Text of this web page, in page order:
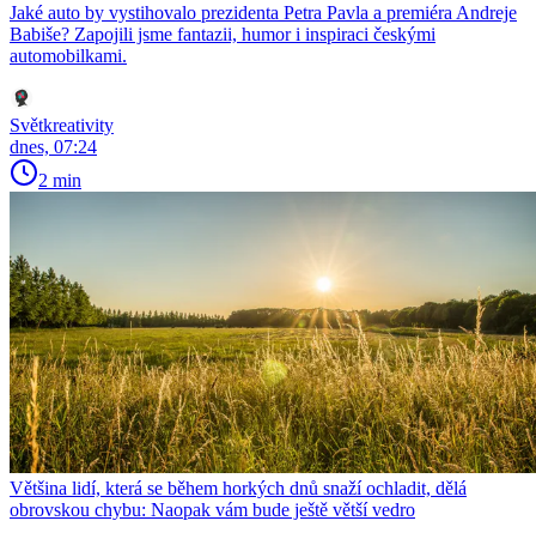
Jaké auto by vystihovalo prezidenta Petra Pavla a premiéra Andreje
Babiše? Zapojili jsme fantazii, humor i inspiraci českými
automobilkami.
Světkreativity
dnes, 07:24
2 min
Většina lidí, která se během horkých dnů snaží ochladit, dělá
obrovskou chybu: Naopak vám bude ještě větší vedro